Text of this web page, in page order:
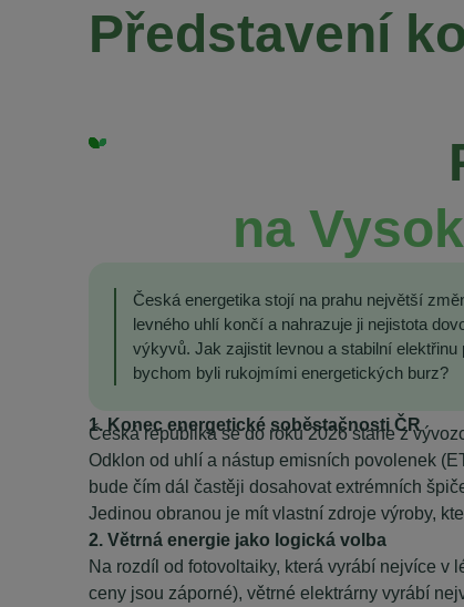
Představení
na
Česká energetika stojí na prahu největší
levného uhlí končí a nahrazuje ji nejistota
výkyvů. Jak zajistit levnou a stabilní elektřinu
bychom byli rukojmími energetických burz?
1. Konec energetické soběstačnosti ČR
Česká republika se do roku 2026 stane z
Odklon od uhlí a nástup emisních povolenek
bude čím dál častěji dosahovat extrémních
Jedinou obranou je mít vlastní zdroje výroby,
2. Větrná energie jako logická volba
Na rozdíl od fotovoltaiky, která vyrábí nejvíce v
ceny jsou záporné), větrné elektrárny vyrábí